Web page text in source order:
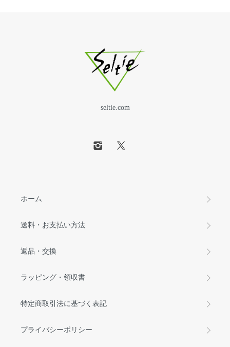
seltie.com
ホーム
送料・お支払い方法
返品・交換
ラッピング・領収書
特定商取引法に基づく表記
プライバシーポリシー